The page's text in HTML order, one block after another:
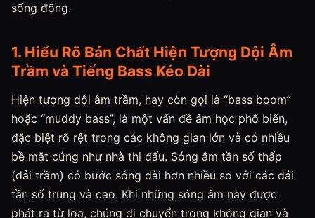
sống động.
1. Hiểu Rõ Bản Chất Hiện Tượng Dội Âm
Trầm và Tiếng Bass Kéo Dài
Hiện tượng dội âm trầm, hay còn gọi là “bass boom”
hoặc “muddy bass”, là một vấn đề âm học phổ biến,
đặc biệt rõ rệt trong các không gian lớn và có nhiều
bề mặt cứng như nhà thi đấu. Sóng âm tần số thấp
(dải trầm) có bước sóng dài hơn nhiều so với các dải
tần số trung và cao. Khi những sóng âm này được
phát ra từ loa, chúng di chuyển trong không gian và